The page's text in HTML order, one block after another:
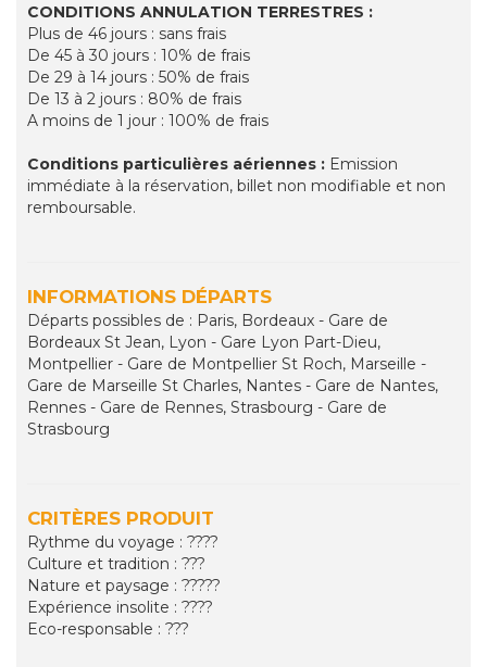
CONDITIONS ANNULATION TERRESTRES :
Plus de 46 jours : sans frais
De 45 à 30 jours : 10% de frais
De 29 à 14 jours : 50% de frais
De 13 à 2 jours : 80% de frais
A moins de 1 jour : 100% de frais
Conditions particulières aériennes : Emission
immédiate à la réservation, billet non modifiable et non
remboursable.
INFORMATIONS DÉPARTS
Départs possibles de : Paris, Bordeaux - Gare de
Bordeaux St Jean, Lyon - Gare Lyon Part-Dieu,
Montpellier - Gare de Montpellier St Roch, Marseille -
Gare de Marseille St Charles, Nantes - Gare de Nantes,
Rennes - Gare de Rennes, Strasbourg - Gare de
Strasbourg
CRITÈRES PRODUIT
Rythme du voyage : ????
Culture et tradition : ???
Nature et paysage : ?????
Expérience insolite : ????
Eco-responsable : ???